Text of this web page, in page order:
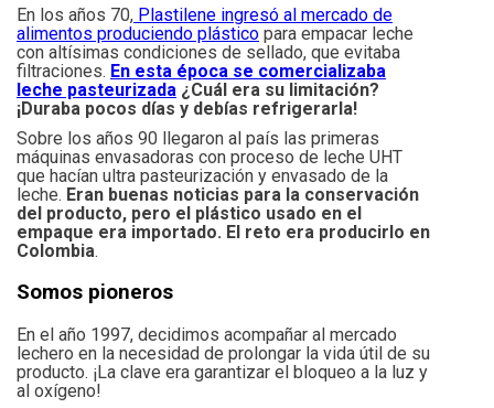
En los años 70, Plastilene ingresó al mercado de
alimentos produciendo plástico para empacar leche
con altísimas condiciones de sellado, que evitaba
filtraciones. En esta época se comercializaba
leche pasteurizada ¿Cuál era su limitación?
¡Duraba pocos días y debías refrigerarla!
Sobre los años 90 llegaron al país las primeras
máquinas envasadoras con proceso de leche UHT
que hacían ultra pasteurización y envasado de la
leche. Eran buenas noticias para la conservación
del producto, pero el plástico usado en el
empaque era importado. El reto era producirlo en
Colombia.
Somos pioneros
En el año 1997, decidimos acompañar al mercado
lechero en la necesidad de prolongar la vida útil de su
producto. ¡La clave era garantizar el bloqueo a la luz y
al oxígeno!